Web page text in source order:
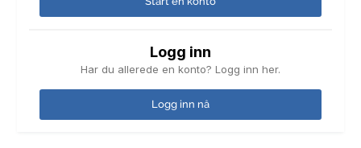
Logg inn
Har du allerede en konto? Logg inn her.
Logg inn nå